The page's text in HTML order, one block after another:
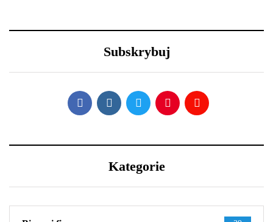
Oto 4 sposoby na
porządki z Samsung
Subskrybuj
Kategorie